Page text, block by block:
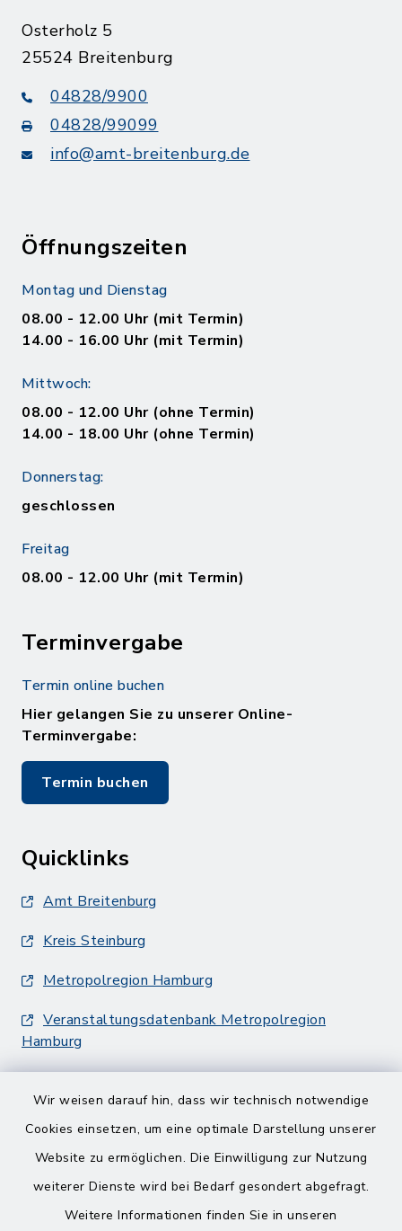
Wir weisen darauf hin, dass wir technisch notwendige
Cookies einsetzen, um eine optimale Darstellung unserer
Website zu ermöglichen. Die Einwilligung zur Nutzung
weiterer Dienste wird bei Bedarf gesondert abgefragt.
Weitere Informationen finden Sie in unseren
Osterholz 5
25524 Breitenburg
04828/9900
04828/99099
info@amt-breitenburg.de
Öffnungszeiten
Montag und Dienstag
08.00 - 12.00 Uhr (mit Termin)
14.00 - 16.00 Uhr (mit Termin)
Mittwoch:
08.00 - 12.00 Uhr (ohne Termin)
14.00 - 18.00 Uhr (ohne Termin)
Donnerstag:
geschlossen
Freitag
08.00 - 12.00 Uhr (mit Termin)
Terminvergabe
Termin online buchen
Hier gelangen Sie zu unserer Online-
Terminvergabe:
Termin buchen
Quicklinks
Amt Breitenburg
Kreis Steinburg
Metropolregion Hamburg
Veranstaltungsdatenbank Metropolregion
Hamburg
Barrierefreiheit